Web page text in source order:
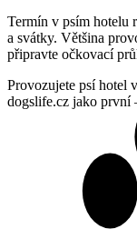
Termín v psím hotelu
a svátky. Většina
připravte očkovací
Provozujete psí hotel
dogslife.cz jako první